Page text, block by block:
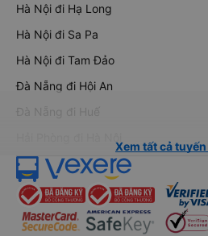
Hà Nội đi Hạ Long
Hà Nội đi Sa Pa
Hà Nội đi Tam Đảo
Đà Nẵng đi Hội An
Đà Nẵng đi Huế
Xem tất cả